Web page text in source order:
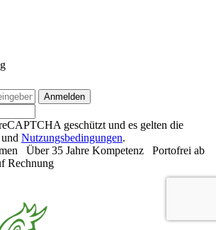
Anmelden
geschützt und es gelten die
und Nutzungsbedingungen.
Über 35 Jahre Kompetenz
Portofrei ab
Rechnung